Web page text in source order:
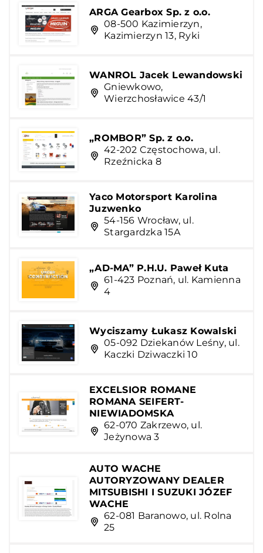
ARGA Gearbox Sp. z o.o.
08-500 Kazimierzyn,
Kazimierzyn 13, Ryki
WANROL Jacek Lewandowski
Gniewkowo,
Wierzchosławice 43/1
„ROMBOR” Sp. z o.o.
42-202 Częstochowa, ul.
Rzeźnicka 8
Yaco Motorsport Karolina
Juzwenko
54-156 Wrocław, ul.
Stargardzka 15A
„AD-MA” P.H.U. Paweł Kuta
61-423 Poznań, ul. Kamienna
4
Wyciszamy Łukasz Kowalski
05-092 Dziekanów Leśny, ul.
Kaczki Dziwaczki 10
EXCELSIOR ROMANE
ROMANA SEIFERT-
NIEWIADOMSKA
62-070 Zakrzewo, ul.
Jeżynowa 3
AUTO WACHE
AUTORYZOWANY DEALER
MITSUBISHI I SUZUKI JÓZEF
WACHE
62-081 Baranowo, ul. Rolna
25